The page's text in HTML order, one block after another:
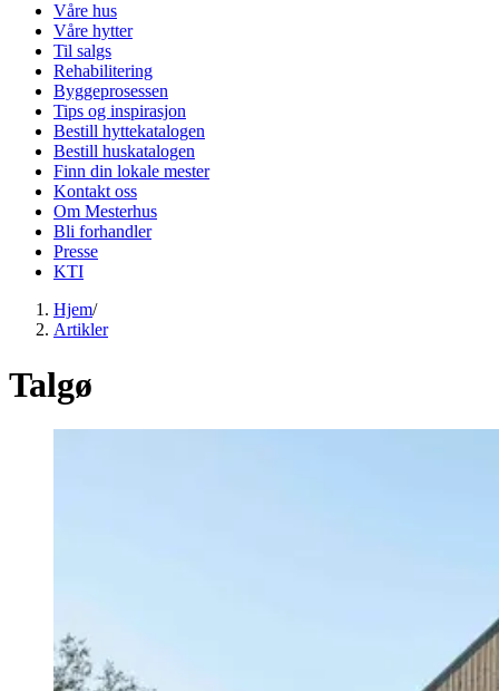
Våre hus
Våre hytter
Til salgs
Rehabilitering
Byggeprosessen
Tips og inspirasjon
Bestill hyttekatalogen
Bestill huskatalogen
Finn din lokale mester
Kontakt oss
Om Mesterhus
Bli forhandler
Presse
KTI
Hjem/
Artikler
Talgø